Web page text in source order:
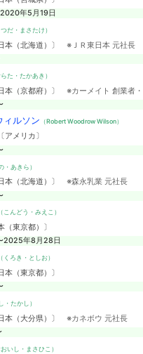
年5月19日
だ・まさたけ）
本（北海道）〕 ※ＪＲ東日本 元社長
らた・たかあき）
本（京都府）〕 ※カーメイト 創業者
ィルソン （Robert Woodrow Wilson）
アメリカ〕
・あきら）
本（北海道）〕 ※森永乳業 元社長
こんどう・みえこ）
（東京都）〕
2025年8月28日
（くろき・としお）
本（東京都）〕
・たかし）
本（大分県）〕 ※カネボウ 元社長
いし・まさひこ）